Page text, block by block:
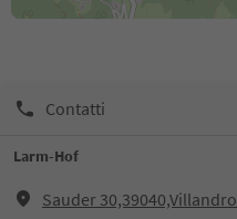
Contatti
Larm-Hof
Sauder 30,39040,Villandro